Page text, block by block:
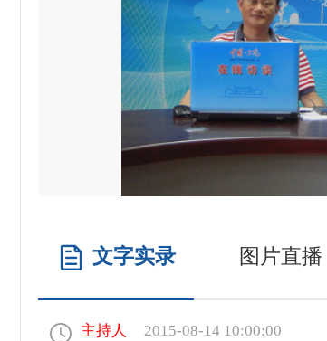
文字实录 图片直播
主持人 2015-08-14 10:00:00